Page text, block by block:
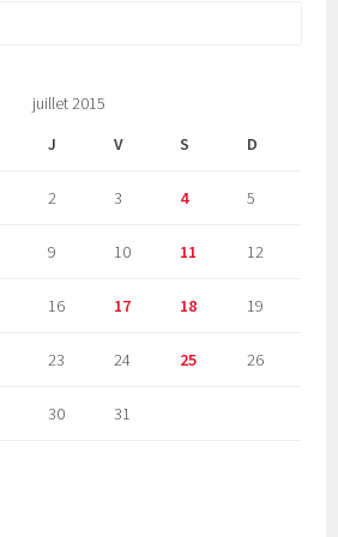
juillet 2015
J V S D
2 3 4 5
9 10 11 12
16 17 18 19
23 24 25 26
30 31